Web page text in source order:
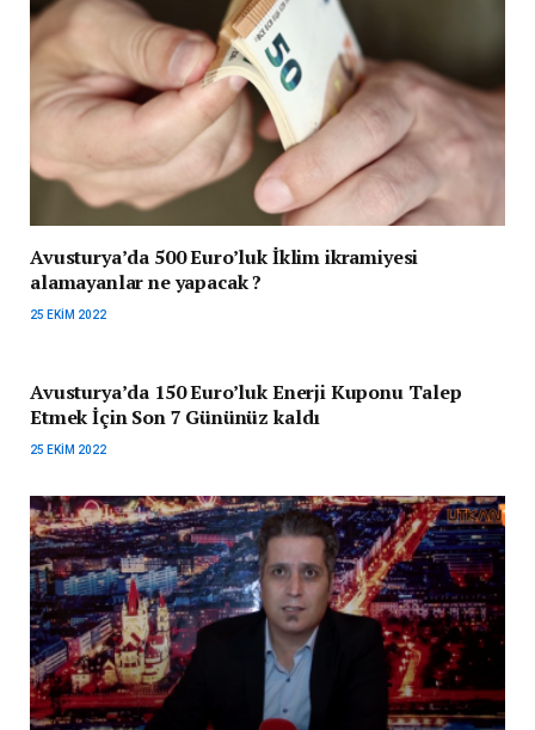
Avusturya’da 500 Euro’luk İklim ikramiyesi
alamayanlar ne yapacak ?
25 EKIM 2022
Avusturya’da 150 Euro’luk Enerji Kuponu Talep
Etmek İçin Son 7 Gününüz kaldı
25 EKIM 2022